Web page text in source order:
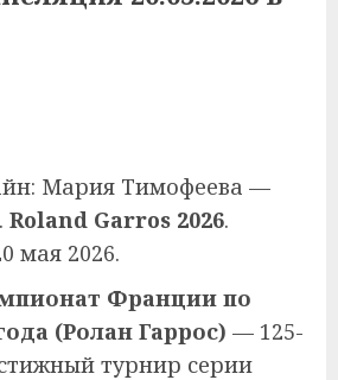
Мария Тимофеева —
Roland Garros 2026.
мая 2026.
Франции по
(Ролан Гаррос) — 125-
турнир серии